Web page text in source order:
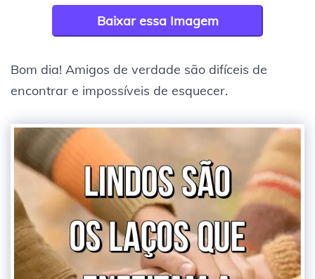
Baixar essa Imagem
Bom dia! Amigos de verdade são difíceis de
encontrar e impossíveis de esquecer.